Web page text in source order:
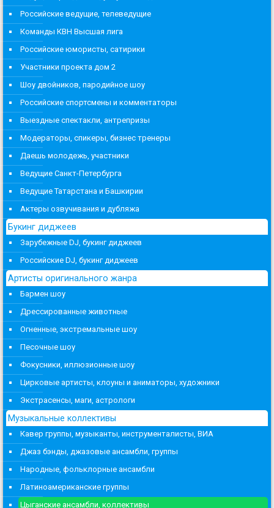
Российские ведущие, телеведущие
Команды КВН Высшая лига
Российские юмористы, сатирики
Участники проекта дом 2
Шоу двойников, пародийное шоу
Российские спортсмены и комментаторы
Выездные спектакли, антрепризы
Модераторы, спикеры, бизнес тренеры
Даешь молодежь, участники
Ведущие Санкт-Петербурга
Ведущие Татарстана и Башкирии
Актеры озвучивания и дубляжа
Букинг диджеев
Зарубежные DJ, букинг диджеев
Российские DJ, букинг диджеев
Артисты оригинального жанра
Бармен шоу
Дрессированные животные
Огненные, экстремальные шоу
Песочные шоу
Фокусники, иллюзионные шоу
Цирковые артисты, клоуны и аниматоры, художники
Экстрасенсы, маги, астрологи
Музыкальные коллективы
Кавер группы, музыканты, инструменталисты, ВИА
Джаз бэнды, джазовые ансамбли, группы
Народные, фольклорные ансамбли
Латиноамериканские группы
Цыганские ансамбли, коллективы